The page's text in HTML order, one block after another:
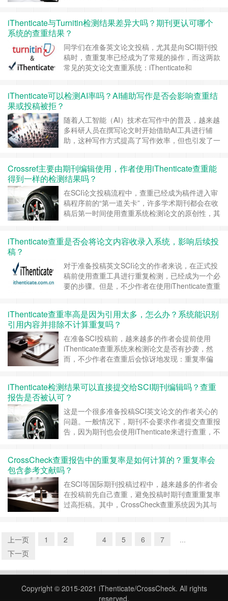
高，进而被期刊拒稿。 一、自我引用是否会被
iThenticate计入重复率？ 先说结论：会计入重
复。 ……继续阅读 »
iThenticate与Turnitin检测结果差异大吗？期刊更认可哪个
系统的查重结果？
同学们在准备英文论文投稿，尤其是向SCI期刊投
稿时，查重复率已经成为了常规的操作，而这两款
常见的英文论文查重系统：iThenticate和
统的结果？ 一、技术背景与适用对象不同 虽然
阅读 »
iThenticate可以检测AI率吗？AI辅助写作是否会影响查重结
果或投稿被拒？
随着人工智能（AI）技术在写作中的普及，越来越
多科研人员在撰写论文时开始借助AI工具进行辅
助，这种写作方式提高了写作效率，但也引发了一
于英文SCI论文作者来说，许多期刊使用的查重工
具就是知名的 iThenticate，这使得“AI率检测”成为
了作者关注的焦点。 ……继续阅读 »
Crossref主要由期刊编辑使用，作者使用iThenticate查重能
得到一样的检测结果吗？
在SCI论文投稿流程中，查重已经成为稿件进入审
稿程序前的“第一道关卡”，许多学术期刊都会在收
稿后第一时间使用查重系统检测论文的原创性，其
很多作者在投稿前会提前查重，以确保重复率符合
是面向期刊……继续阅读 »
iThenticate查重是否会将论文内容收录入系统，影响后续投
稿？
对于准备投稿英文SCI论文的作者来说，在正式投
稿前使用查重工具进行重复检测，已经成为一个必
要的步骤。但是，不少作者在使用iThenticate查重
iThenticate是由美国公司Turnitin开发的一款专业
级英文论文查重工具，被全球数……
iThenticate查重率高是因为引用太多，怎么办？系统能识别
引用内容并排除不计算重复吗？
在准备SCI投稿前，越来越多的作者会提前使用
iThenticate查重系统来检测论文是否有抄袭，然
而，不少作者在查重后会惊讶地发现：重复率偏
太多也会被系统算作重复？iThenticate能不能自动
识别并排除这些引用内容？有没有什么方法可以有
效降低这种“非恶意”的重……继续阅读 »
iThenticate检测结果可以直接提交给SCI期刊编辑吗？查重
报告是否被认可？
这是一个很多准备投稿SCI英文论文的作者关心的
问题。一般情况下，期刊不会要求作者提交查重报
告，因为期刊也会使用iThenticate来进行查重，不
期刊中是被广泛认可的。 一、iThenticate检测结
果可以直接提交给SCI期刊编辑吗？ 可以……
阅读 »
CrossCheck查重报告中的重复率是如何计算的？重复率会
包含参考文献吗？
在SCI等国际期刊投稿过程中，越来越多的作者会
在投稿前先自己查重，避免投稿时期刊查重重复率
过高拒稿。其中，CrossCheck查重系统因为其与
重的这2个问题： 1、查重报告中的重复率是如何
计算出来的？ 2、系统是否会将参考文献部分计入
上一页 1 2 4 5 6 7
...
下一页
Copyright © 2015-2021 iThenticate/CrossCheck. All rights
reserved.